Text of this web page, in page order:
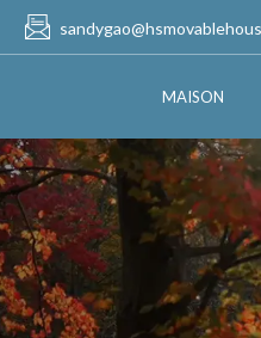
MAISON